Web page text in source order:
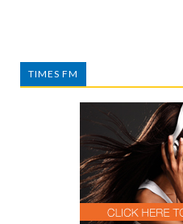
TIMES FM